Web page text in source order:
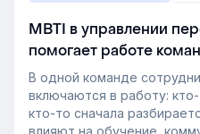
MBTI в управлении
помогает работе
В одной команде
включаются в работу:
кто-то сначала
влияют на обучение,